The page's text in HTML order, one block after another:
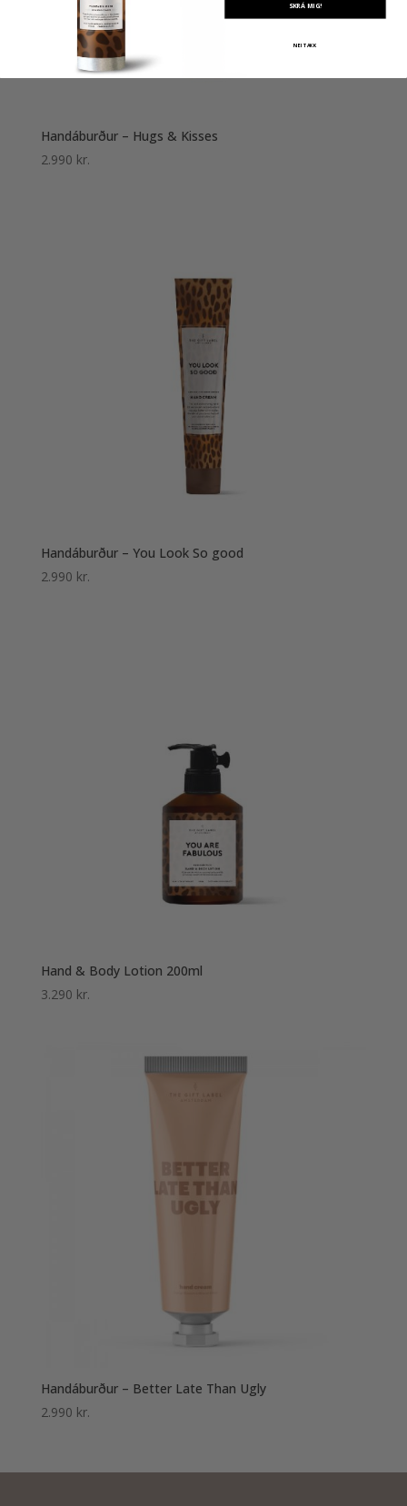
Handáburður – Hugs & Kisses
2.990 kr.
Handáburður – You Look So good
2.990 kr.
Hand & Body Lotion 200ml
3.290 kr.
Handáburður – Better Late Than Ugly
2.990 kr.
SKRÁ MIG!
NEI TAKK